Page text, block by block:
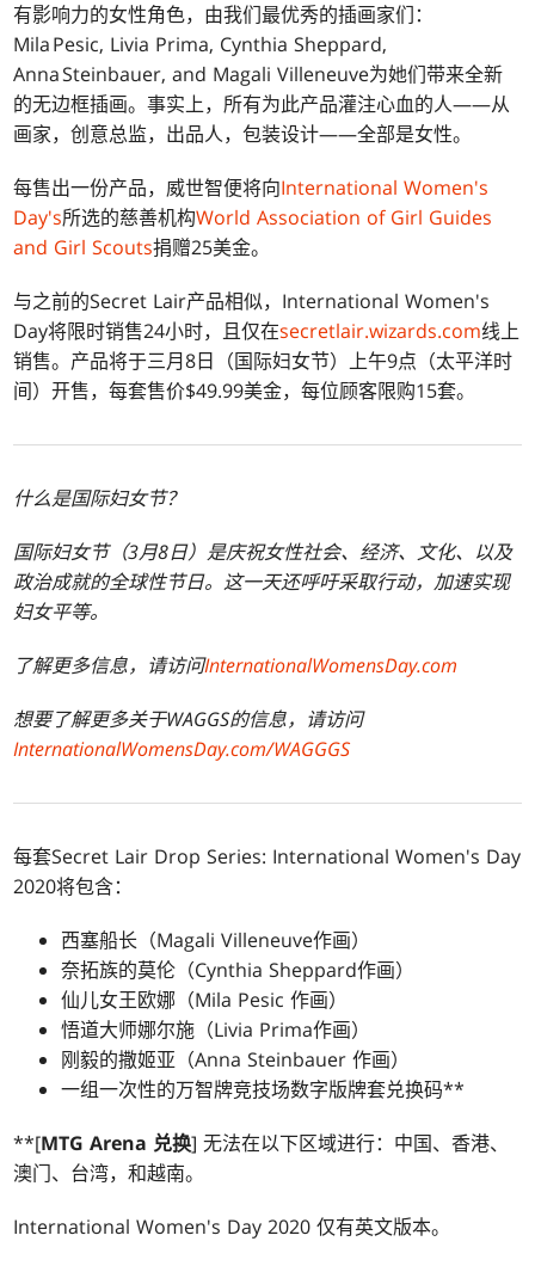
有影响力的女性角色，由我们最优秀的插画家们：
Mila Pesic, Livia Prima, Cynthia Sheppard,
Anna Steinbauer, and Magali Villeneuve为她们带来全新
的无边框插画。事实上，所有为此产品灌注心血的人——从
画家，创意总监，出品人，包装设计——全部是女性。
每售出一份产品，威世智便将向International Women's
Day's所选的慈善机构World Association of Girl Guides
and Girl Scouts捐赠25美金。
与之前的Secret Lair产品相似，International Women's
Day将限时销售24小时，且仅在secretlair.wizards.com线上
销售。产品将于三月8日（国际妇女节）上午9点（太平洋时
间）开售，每套售价$49.99美金，每位顾客限购15套。
什么是国际妇女节？
国际妇女节（3月8日）是庆祝女性社会、经济、文化、以及
政治成就的全球性节日。这一天还呼吁采取行动，加速实现
妇女平等。
了解更多信息，请访问InternationalWomensDay.com
想要了解更多关于WAGGS的信息，请访问
InternationalWomensDay.com/WAGGGS
每套Secret Lair Drop Series: International Women's Day
2020将包含：
西塞船长（Magali Villeneuve作画）
奈拓族的莫伦（Cynthia Sheppard作画）
仙儿女王欧娜（Mila Pesic 作画）
悟道大师娜尔施（Livia Prima作画）
刚毅的撒姬亚（Anna Steinbauer 作画）
一组一次性的万智牌竞技场数字版牌套兑换码**
**[MTG Arena 兑换] 无法在以下区域进行：中国、香港、
澳门、台湾，和越南。
International Women's Day 2020 仅有英文版本。